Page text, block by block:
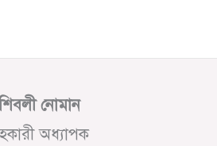
নোমান
অধ্যাপক